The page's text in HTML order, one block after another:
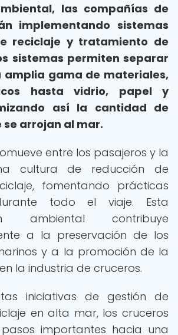
las compañías de
implementando sistemas
reciclaje y tratamiento de
sistemas permiten separar
amplia gama de materiales,
hasta vidrio, papel y
así la cantidad de
se arrojan al mar.
entre los pasajeros y la
cultura de reducción de
fomentando prácticas
todo el viaje. Esta
ambiental contribuye
a la preservación de los
y a la promoción de la
la industria de cruceros.
iniciativas de gestión de
en alta mar, los cruceros
importantes hacia una